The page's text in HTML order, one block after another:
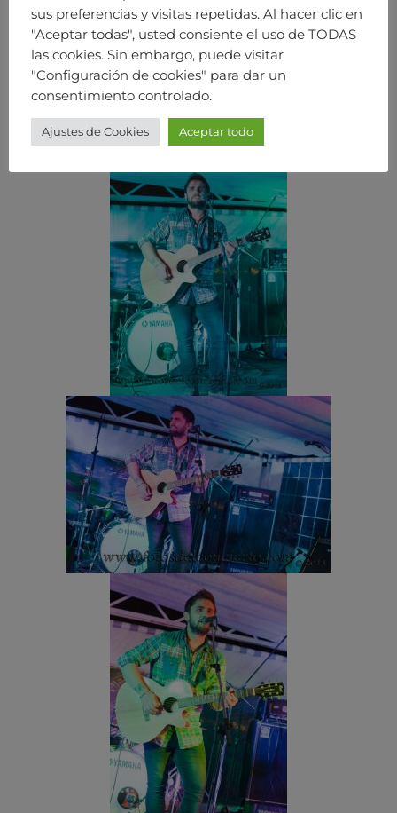
sus preferencias y visitas repetidas. Al hacer clic en
"Aceptar todas", usted consiente el uso de TODAS
las cookies. Sin embargo, puede visitar
"Configuración de cookies" para dar un
consentimiento controlado.
Ajustes de Cookies Aceptar todo